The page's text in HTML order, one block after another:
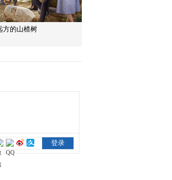
方的山楂树